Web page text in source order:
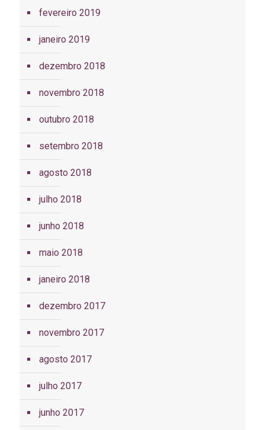
fevereiro 2019
janeiro 2019
dezembro 2018
novembro 2018
outubro 2018
setembro 2018
agosto 2018
julho 2018
junho 2018
maio 2018
janeiro 2018
dezembro 2017
novembro 2017
agosto 2017
julho 2017
junho 2017